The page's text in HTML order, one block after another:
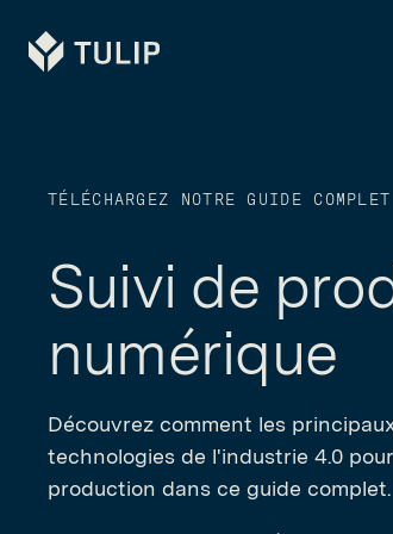
Tulip
TÉLÉCHARGEZ NOTRE GUIDE COMPLET
Suivi de
numérique
Découvrez comment les
technologies de l'industrie 4.0
production dans ce guide complet.